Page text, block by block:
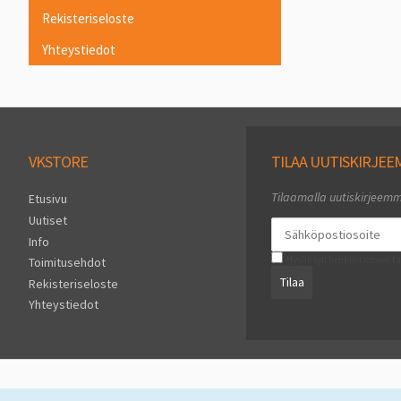
Rekisteriseloste
Yhteystiedot
VKSTORE
Etusivu
Uutiset
Info
Toimitusehdot
Rekisteriseloste
Yhteystiedot
TILAA
Tilaamalla
Tilaa